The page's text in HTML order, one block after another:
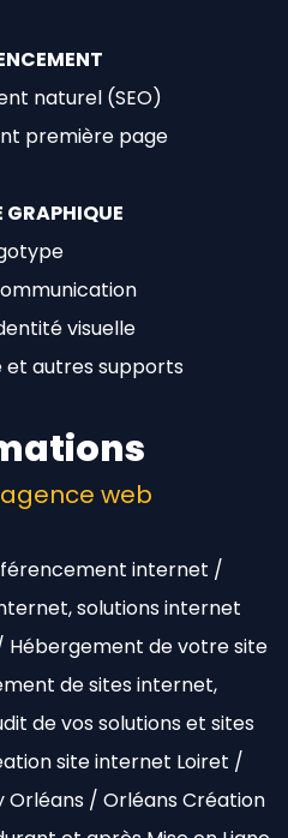
naturel (SEO)
première page
GRAPHIQUE
visuelle
et autres supports
web
internet /
solutions internet
de votre site
de sites internet,
de vos solutions et sites
site internet Loiret /
Orléans / Orléans Création